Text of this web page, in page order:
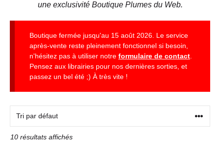
une exclusivité Boutique Plumes du Web.
Boutique fermée jusqu'au 15 août 2026. Le service
après-vente reste pleinement fonctionnel si besoin,
n'hésitez pas à utiliser notre formulaire de contact
Pensez aux librairies pour nos dernières sorties, et
passez un bel été ;) À très vite !
10 résultats affichés